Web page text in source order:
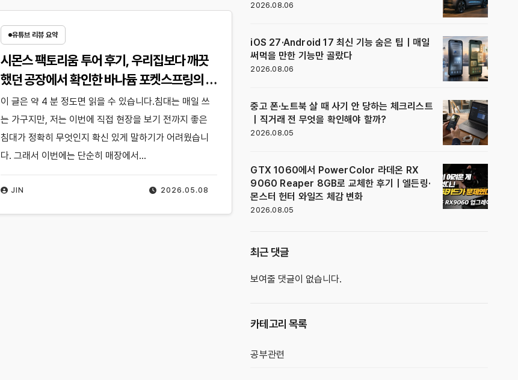
유튜브 리뷰 요약
시몬스 팩토리움 투어 후기, 우리집보다 깨끗
했던 공장에서 확인한 바나듐 포켓스프링의 차
이
2026.05.08
JIN
이 글은 약 4 분 정도면 읽을 수 있습니다.침대는 매일 쓰
는 가구지만, 저는 이번에 직접 현장을 보기 전까지 좋은
침대가 정확히 무엇인지 확신 있게 말하기가 어려웠습니
다. 그래서 이번에는 단순히 매장에서…
2026.08.06
iOS 27·Android 17 최신 기능 숨은 팁｜매일
써먹을 만한 기능만 골랐다
2026.08.06
중고 폰·노트북 살 때 사기 안 당하는 체크리스트
｜직거래 전 무엇을 확인해야 할까?
2026.08.05
GTX 1060에서 PowerColor 라데온 RX
9060 Reaper 8GB로 교체한 후기｜엘든링·
몬스터 헌터 와일즈 체감 변화
2026.08.05
최근 댓글
보여줄 댓글이 없습니다.
카테고리 목록
공부관련